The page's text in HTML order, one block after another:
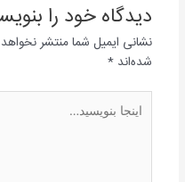
دیدگاه‌ خود را بنویسید
نشانی ایمیل شما منتشر نخواهد شد.
شده‌اند*
بنویسید…